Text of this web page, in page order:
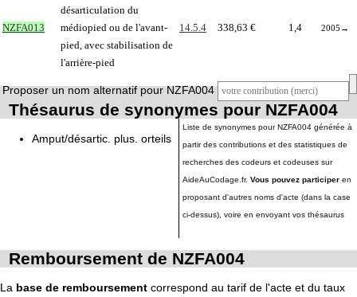
NZFA013
désarticulation du
médiopied ou de l'avant-
pied, avec stabilisation de
l'arrière-pied
14.5.4 338,63 € 1,4 2005 →
Proposer un nom alternatif pour NZFA004
Thésaurus de synonymes pour NZFA004
Amput/désartic. plus. orteils
Liste de synonymes pour NZFA004 générée à
partir des contributions et des statistiques de
recherches des codeurs et codeuses sur
AideAuCodage.fr. Vous pouvez participer en
proposant d'autres noms d'acte (dans la case
ci-dessus), voire en envoyant vos thésaurus
Remboursement de NZFA004
La base de remboursement correspond au tarif de l'acte et du taux